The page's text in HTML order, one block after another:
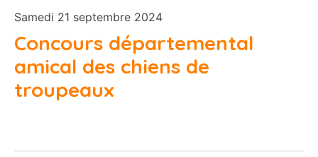
Samedi 21 septembre 2024
Concours départemental
amical des chiens de
troupeaux